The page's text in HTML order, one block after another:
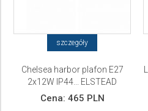
szczegóły
Chelsea harbor plafon E27
2x12W IP44... ELSTEAD
Lighting
Cena: 465 PLN